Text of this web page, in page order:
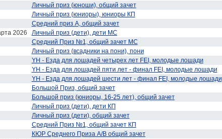
Личный приз (юноши), общий зачет
Личный приз (юниоры), юниоры КП
Средний приз А, общий зачет
2026
Личный приз (дети), дети МС
Средний Приз №1, общий зачет МС
Личный приз (всадники на пони), пони
YH - Езда для лошадей четырех лет FEI, молодые лошади
YH - Езда для лошадей пяти лет - финал FEI, молодые лошади
YH - Езда для лошадей шести лет - финал FEI, молодые лошади
Большой Приз, общий зачет
Большой приз (юниоры, 16-25 лет), общий зачет
Личный приз (дети), дети КП
Личный приз (дети), общий зачет
Средний Приз №1, общий зачет КП
КЮР Среднего Приза А/В общий зачет